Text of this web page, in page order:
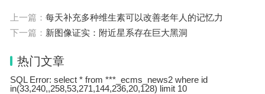
加利福尼亚州法院提起的，但鉴于该州的医疗器械市
面对上述诉讼，总部位于明尼苏达州的医疗科技公司
上一篇： 每天补充多种维生素可以改善老年人的记忆力
下一篇： 新图像证实：附近星系存在巨大黑洞
热门文章
SQL Error: select * from ***_ecms_news2 where id
in(33,240,,258,53,271,144,236,20,128) limit 10